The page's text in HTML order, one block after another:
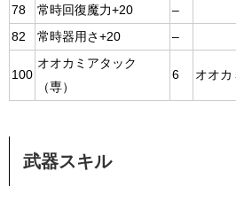
78
常時回復魔力+20
–
82
常時器用さ+20 –
100
オオカミアタック
（専）
6 オオカ
武器スキル